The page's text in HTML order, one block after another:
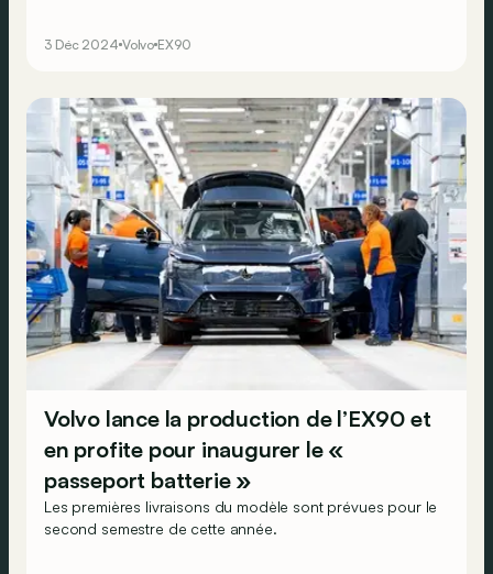
3 Déc 2024 Volvo EX90
Volvo lance la production de l’EX90 et
en profite pour inaugurer le «
passeport batterie »
Les premières livraisons du modèle sont prévues pour le
second semestre de cette année.